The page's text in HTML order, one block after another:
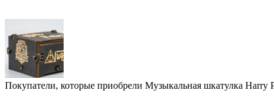
Покупатели, которые приобрели Музыкальная шкатулка Harry